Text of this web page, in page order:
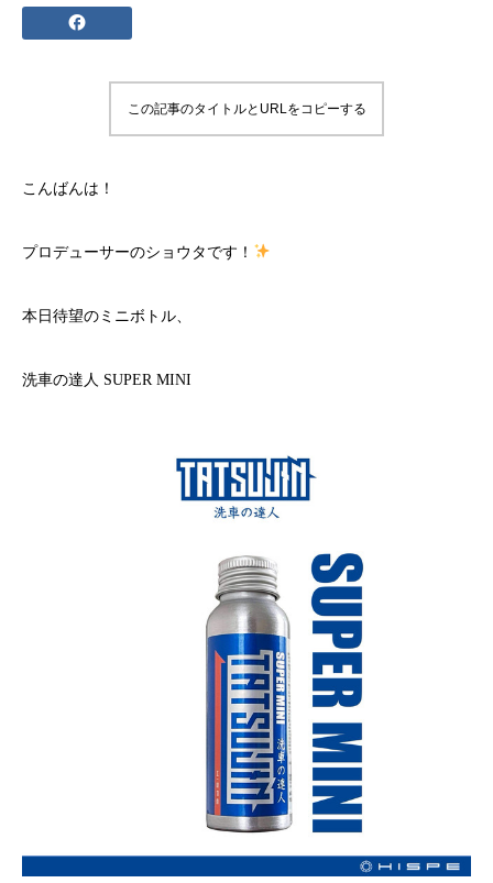
この記事のタイトルとURLをコピーする
こんばんは！
プロデューサーのショウタです！
本日待望のミニボトル、
洗車の達人 SUPER MINI